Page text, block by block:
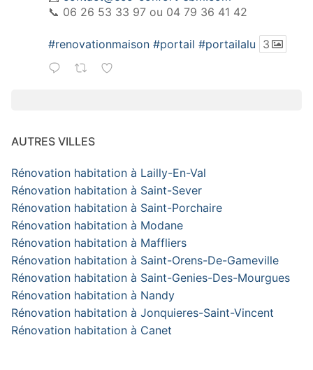
📞 06 26 53 33 97 ou 04 79 36 41 42
#renovationmaison #portail #portailalu 3
AUTRES VILLES
Rénovation habitation à Lailly-En-Val
Rénovation habitation à Saint-Sever
Rénovation habitation à Saint-Porchaire
Rénovation habitation à Modane
Rénovation habitation à Maffliers
Rénovation habitation à Saint-Orens-De-Gameville
Rénovation habitation à Saint-Genies-Des-Mourgues
Rénovation habitation à Nandy
Rénovation habitation à Jonquieres-Saint-Vincent
Rénovation habitation à Canet